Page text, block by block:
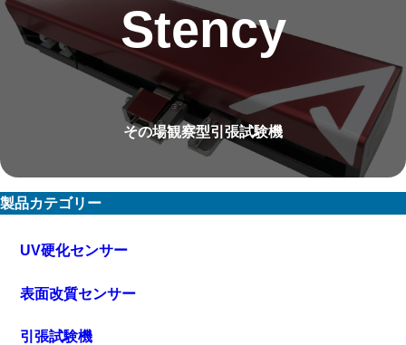
Stency
その場観察型引張試験機
製品カテゴリー
UV硬化センサー
表面改質センサー
引張試験機